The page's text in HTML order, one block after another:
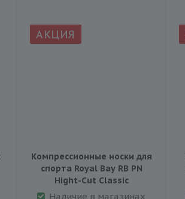
АКЦИЯ
Компрессионные носки для
спорта Royal Bay RB PN
Hight-Сut Classic
Наличие в магазинах